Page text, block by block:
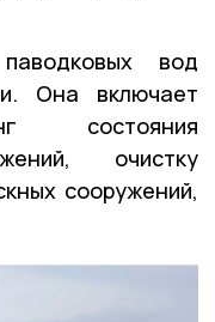
вод
Она включает
состояния
очистку
сооружений,